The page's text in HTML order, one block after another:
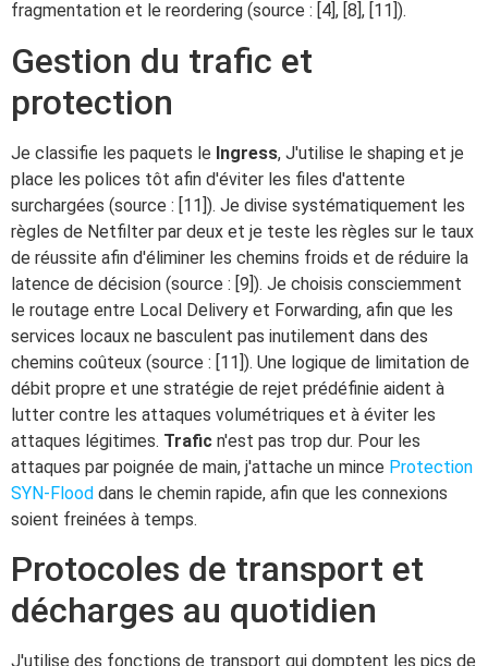
fragmentation et le reordering (source : [4], [8], [11]).
Gestion du trafic et
protection
Je classifie les paquets le Ingress, J'utilise le shaping et je
place les polices tôt afin d'éviter les files d'attente
surchargées (source : [11]). Je divise systématiquement les
règles de Netfilter par deux et je teste les règles sur le taux
de réussite afin d'éliminer les chemins froids et de réduire la
latence de décision (source : [9]). Je choisis consciemment
le routage entre Local Delivery et Forwarding, afin que les
services locaux ne basculent pas inutilement dans des
chemins coûteux (source : [11]). Une logique de limitation de
débit propre et une stratégie de rejet prédéfinie aident à
lutter contre les attaques volumétriques et à éviter les
attaques légitimes. Trafic n'est pas trop dur. Pour les
attaques par poignée de main, j'attache un mince Protection
SYN-Flood dans le chemin rapide, afin que les connexions
soient freinées à temps.
Protocoles de transport et
décharges au quotidien
J'utilise des fonctions de transport qui domptent les pics de